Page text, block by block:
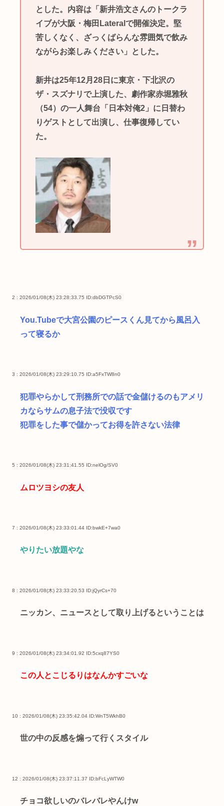
とした。内容は「新井浩文さんのトークラ
イブが大阪・梅田Lateralで開催決定。堅
苦しくなく、ざっくばらんな雰囲気で飲み
ながらお楽しみください」とした。
新井は25年12月28日に東京・下北沢の
ザ・スズナリで上演した、劇作家赤堀雅秋
（54）の一人舞台「日本対俺2」に日替わ
りゲストとして出演し、仕事復帰してい
た。
2 : 2026/01/08(木) 23:28:33.75 ID:dbDGTPcS0
You.Tubeで大宮公園のピースくん見てから風呂入
って寝るか
3 : 2026/01/08(木) 23:29:10.75 ID:a5FxTW8n0
犯罪やらかして刑務所での話で金儲けるのもアメリ
カならサムの息子法で没収です
犯罪をした事で儲かってお得を許さない法律
5 : 2026/01/08(木) 23:31:41.55 ID:nelOg/SV0
ムロツヨシの友人
7 : 2026/01/08(木) 23:33:01.44 ID:bwkE+7wa0
やりたい放題やな
8 : 2026/01/08(木) 23:33:20.53 ID:jQyrCs+70
ニッカン、ニュースとして取り上げるということは
9 : 2026/01/08(木) 23:34:01.92 ID:5cxq87YS0
この人とこじるりはなんかすごいな
10 : 2026/01/08(木) 23:35:42.04 ID:WnT5WkhB0
世の中の反感を煽って行くスタイル
12 : 2026/01/08(木) 23:37:11.37 ID:bFcLyWTW0
チョコ欲しいのバレバレやんけw